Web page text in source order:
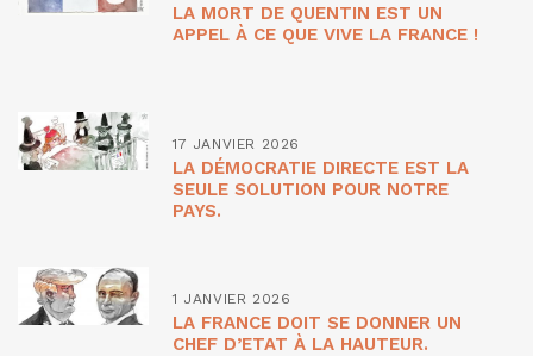
LA MORT DE QUENTIN EST UN
APPEL À CE QUE VIVE LA FRANCE !
17 JANVIER 2026
LA DÉMOCRATIE DIRECTE EST LA
SEULE SOLUTION POUR NOTRE
PAYS.
1 JANVIER 2026
LA FRANCE DOIT SE DONNER UN
CHEF D’ETAT À LA HAUTEUR.